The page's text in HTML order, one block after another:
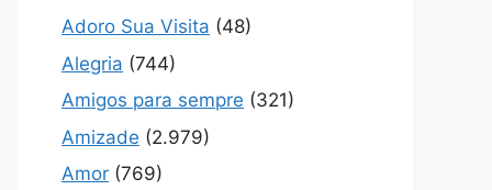
Adoro Sua Visita (48)
Alegria (744)
Amigos para sempre (321)
Amizade (2.979)
Amor (769)